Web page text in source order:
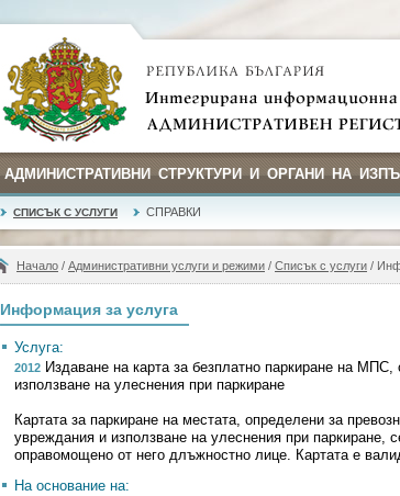
АДМИНИСТРАТИВНИ СТРУКТУРИ И ОРГАНИ НА
СПИСЪК С УСЛУГИ СПРАВКИ
Начало / Административни услуги и режими / Списък с услуги /
Информация за услуга
Услуга:
2012 Издаване на карта за безплатно паркиране на
използване на улеснения при паркиране
Картата за паркиране на местата, определени за
увреждания и използване на улеснения при паркиране,
оправомощено от него длъжностно лице. Картата е
На основание на: